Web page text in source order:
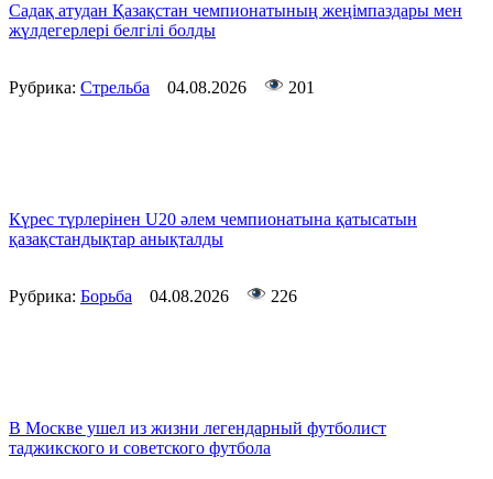
Садақ атудан Қазақстан чемпионатының жеңімпаздары мен
жүлдегерлері белгілі болды
Рубрика: Стрельба 04.08.2026 201
Күрес түрлерінен U20 әлем чемпионатына қатысатын
қазақстандықтар анықталды
Рубрика: Борьба 04.08.2026 226
В Москве ушел из жизни легендарный футболист
таджикского и советского футбола